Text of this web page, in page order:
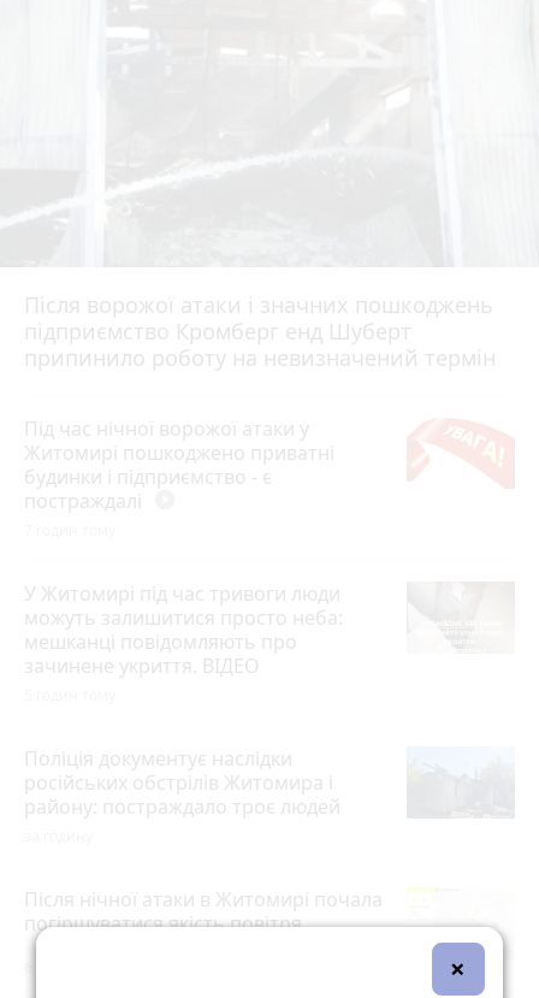
Після ворожої атаки і значних пошкоджень
підприємство Кромберг енд Шуберт
припинило роботу на невизначений термін
Під час нічної ворожої атаки у
Житомирі пошкоджено приватні
будинки і підприємство - є
постраждалі
У Житомирі під час тривоги люди
можуть залишитися просто неба:
мешканці повідомляють про
зачинене укриття. ВІДЕО
Поліція документує наслідки
російських обстрілів Житомира і
району: постраждало троє людей
Після нічної атаки в Житомирі почала
погіршуватися якість повітря
×